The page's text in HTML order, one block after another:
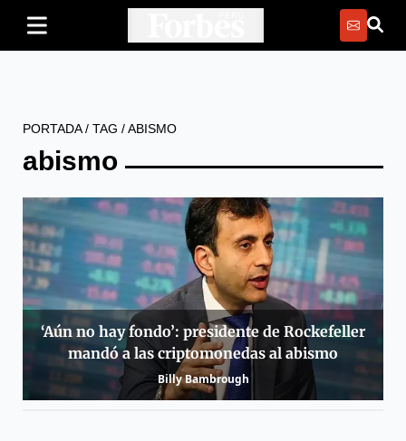
PORTADA/ TAG /ABISMO
abismo
‘Aún no hay fondo’: presidente de Rockefeller
mandó a las criptomonedas al abismo
Billy Bambrough